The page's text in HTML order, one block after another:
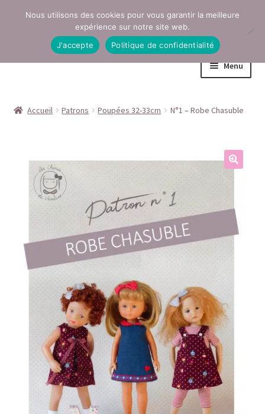
Aller
navigation
Aller
Menu
Mentions légales
Page Boutique
Politique de confidentialité
Politique de cookies (UE)
Validation de la commande
Accueil Patrons Poupées 32-33cm N°1 – Robe Chasuble
Nous utilisons des cookies pour vous garantir la meilleure
expérience sur notre site web.
J'accepte
Politique de confidentialité